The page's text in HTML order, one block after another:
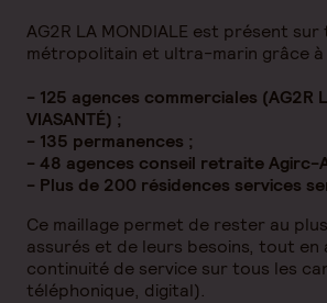
AG2R LA MONDIALE est présent
métropolitain et ultra-marin grâce à
- 125 agences commerciales (AG2R
VIASANTÉ) ;
- 135 permanences ;
- 48 agences conseil retraite Agirc-
- Plus de 200 résidences services
Ce maillage permet de rester au
assurés et de leurs besoins, tout en
continuité de service sur tous les
téléphonique, digital).